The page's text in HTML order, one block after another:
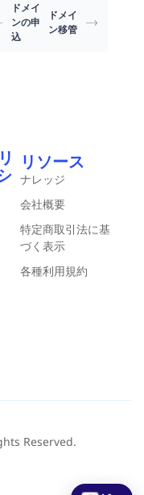
ドメイ
ンの申
込
ドメイ
ン移管
リソース
ナレッジ
会社概要
特定商取引法に基
づく表示
各種利用規約
Reserved.